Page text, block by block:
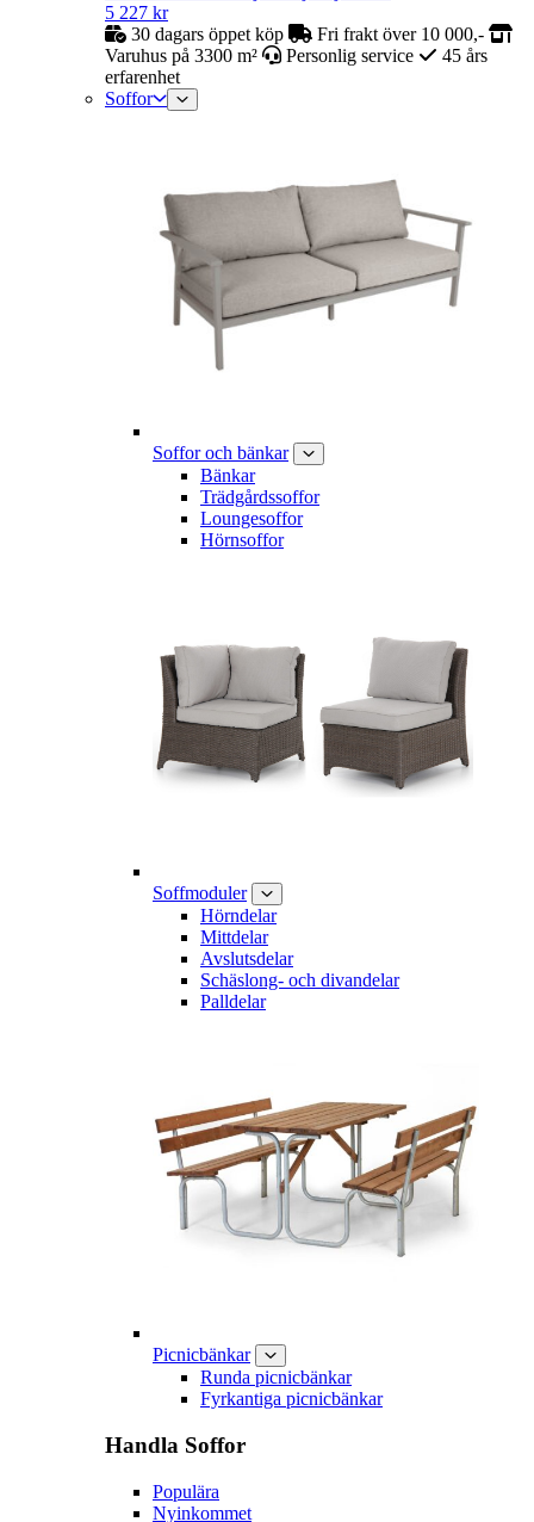
5 227 kr
30 dagars öppet köp
Fri frakt över 10 000,-
Varuhus på 3300 m²
Personlig service
45 års
erfarenhet
Soffor
Soffor och bänkar
Bänkar
Trädgårdssoffor
Loungesoffor
Hörnsoffor
Soffmoduler
Hörndelar
Mittdelar
Avslutsdelar
Schäslong- och divandelar
Palldelar
Picnicbänkar
Runda picnicbänkar
Fyrkantiga picnicbänkar
Handla Soffor
Populära
Nyinkommet